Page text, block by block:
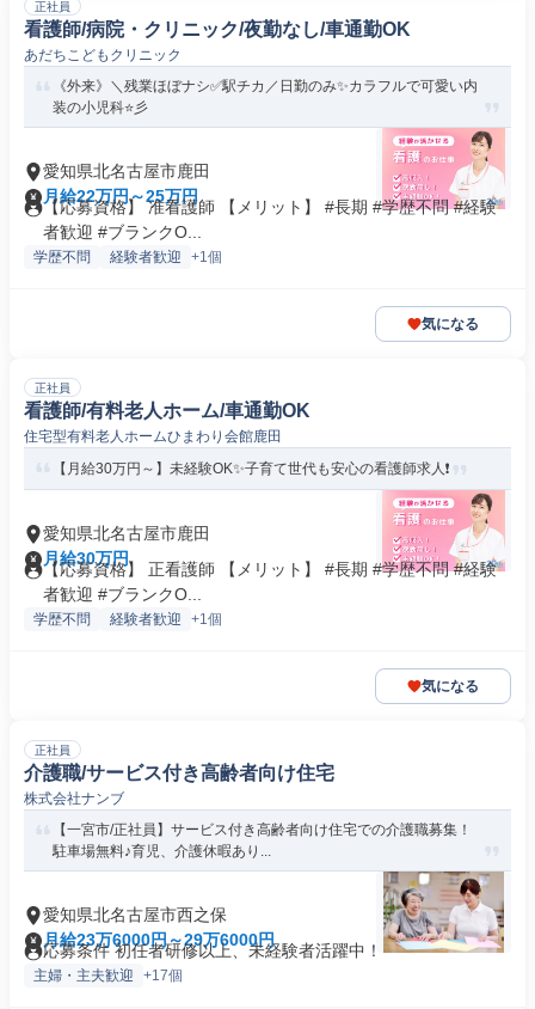
正社員
看護師/病院・クリニック/夜勤なし/車通勤OK
あだちこどもクリニック
《外来》＼残業ほぼナシ✅駅チカ／日勤のみ✨カラフルで可愛い内
装の小児科⭐彡
愛知県北名古屋市鹿田
月給22万円～25万円
【応募資格】 准看護師 【メリット】 #長期 #学歴不問 #経験
者歓迎 #ブランクO...
学歴不問 経験者歓迎 +1個
気になる
正社員
看護師/有料老人ホーム/車通勤OK
住宅型有料老人ホームひまわり会館鹿田
【月給30万円～】未経験OK✨子育て世代も安心の看護師求人❗️
愛知県北名古屋市鹿田
月給30万円
【応募資格】 正看護師 【メリット】 #長期 #学歴不問 #経験
者歓迎 #ブランクO...
学歴不問 経験者歓迎 +1個
気になる
正社員
介護職/サービス付き高齢者向け住宅
株式会社ナンブ
【一宮市/正社員】サービス付き高齢者向け住宅での介護職募集！
駐車場無料♪育児、介護休暇あり...
愛知県北名古屋市西之保
月給23万6000円～29万6000円
応募条件 初任者研修以上、未経験者活躍中！
主婦・主夫歓迎 +17個